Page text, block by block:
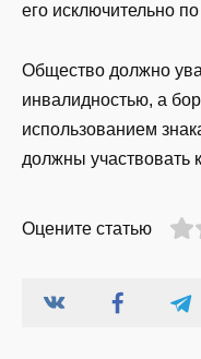
его исключительно
Общество должно
инвалидностью, а
использованием
должны участвовать
Оцените статью